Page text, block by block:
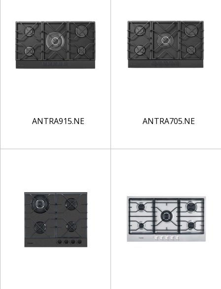
ANTRA915.NE ANTRA705.NE